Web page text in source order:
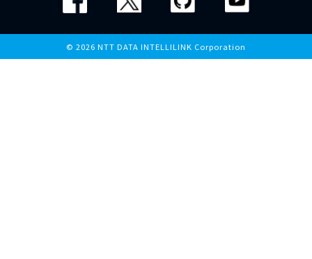
© 2026 NTT DATA INTELLILINK Corporation